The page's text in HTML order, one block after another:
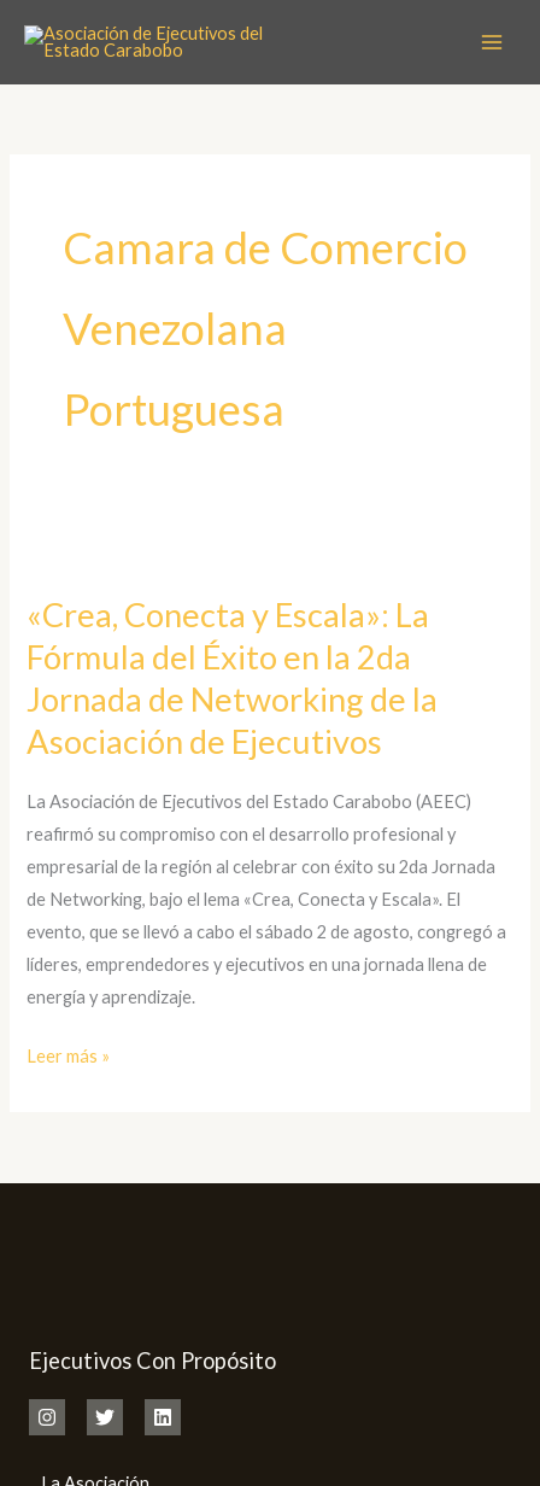
contenido
Camara de Comercio
Venezolana
Portuguesa
«Crea, Conecta y Escala»: La
Fórmula del Éxito en la 2da
Jornada de Networking de la
Asociación de Ejecutivos
La Asociación de Ejecutivos del Estado Carabobo (AEEC)
reafirmó su compromiso con el desarrollo profesional y
empresarial de la región al celebrar con éxito su 2da Jornada
de Networking, bajo el lema «Crea, Conecta y Escala». El
evento, que se llevó a cabo el sábado 2 de agosto, congregó a
líderes, emprendedores y ejecutivos en una jornada llena de
energía y aprendizaje.
y
Escala»:
Fórmula
del
en
la
2da
Jornada
de
Networking
de
Leer más »
Ejecutivos Con Propósito